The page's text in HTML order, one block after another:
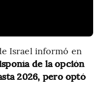
Israel informó en
de la opción
2026, pero optó